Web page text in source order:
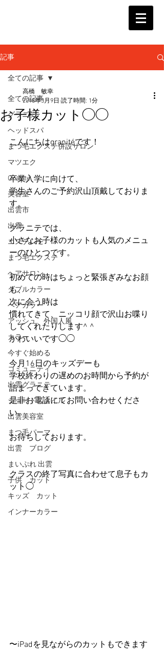
記事
全ての記事
グラニテ
ヘッドスパ
まつ毛エクステ併設サロン
マツエク
Granite
美容室
出雲市
出雲
エステシモ
まつ毛エクステ
ヘアサロン
ダブルカラー
ヘアカラー
アッシュ、外国人風
カラー
今すぐ始める
コミュニティ
出雲グラニテ
ショートスタイル
出雲美容室
まつ毛パーマ
出雲 ブログ
まいぷれ 出雲
子供 カット
キッズ カット
インナーカラー
全ての記事
お子様カット◯◯
高橋 敏幸
2018年3月9日 読了時間: 1分
こんにちはgranitéです！
卒業入学に向けて、
学生さんのご予約沢山頂戴しておりま
す。
グラニテでは、
小さなお子様のカットも人気のメニュ
ーのひとつです。
初めての時はちょっと緊張ぎみなお顔
も、
次に会う時は
慣れてきて、ニッコリ顔で沢山お喋り
してくれたりします^ ^
かわいいです◯◯
今月16日のキッズデーも
学校終わりの遅めのお時間から予約が
詰まってきています。
是非お電話にてお問い合わせくださ
い。
お待ちしております。
クラスの終了写真に合わせて息子もカ
ット◯
〜iPadを見ながらのカットもできます